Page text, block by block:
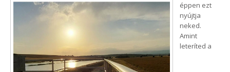
éppen ezt
nyújtja
neked.
Amint
leteríted a